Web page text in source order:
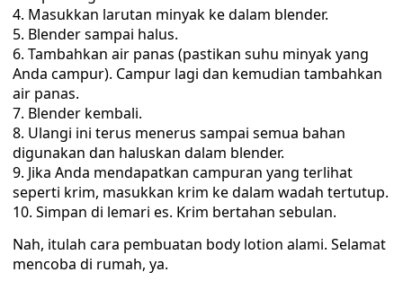
Masukkan larutan minyak ke dalam blender.
Blender sampai halus.
Tambahkan air panas (pastikan suhu minyak yang
Anda campur). Campur lagi dan kemudian tambahkan
air panas.
Blender kembali.
Ulangi ini terus menerus sampai semua bahan
digunakan dan haluskan dalam blender.
Jika Anda mendapatkan campuran yang terlihat
seperti krim, masukkan krim ke dalam wadah tertutup.
Simpan di lemari es. Krim bertahan sebulan.
Nah, itulah cara pembuatan body lotion alami. Selamat
mencoba di rumah, ya.